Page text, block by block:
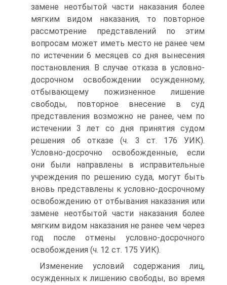
замене неотбытой части наказания более
мягким видом наказания, то повторное
рассмотрение представлений по этим
вопросам может иметь место не ранее чем
по истечении 6 месяцев со дня вынесения
постановления. В случае отказа в условно-
досрочном освобождении осужденному,
отбывающему пожизненное лишение
свободы, повторное внесение в суд
представления возможно не ранее, чем по
истечении 3 лет со дня принятия судом
решения об отказе (ч. 3 ст. 176 УИК).
Условно-досрочно освобожденные, если
они были направлены в исправительные
учреждения по решению суда, могут быть
вновь представлены к условно-досрочному
освобождению от отбывания наказания или
замене неотбытой части наказания более
мягким видом наказания не ранее чем через
год после отмены условно-досрочного
освобождения (ч. 12 ст. 175 УИК).
Изменение условий содержания лиц,
осужденных к лишению свободы, во время